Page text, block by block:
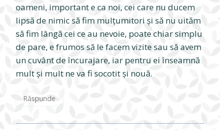
oameni, important e ca noi, cei care nu ducem
lipsă de nimic să fim mulţumitori şi să nu uităm
să fim lângă cei ce au nevoie, poate chiar simplu
de pare, e frumos să le facem vizite sau să avem
un cuvânt de încurajare, iar pentru ei înseamnă
mult şi mult ne va fi socotit şi nouă.
Răspunde